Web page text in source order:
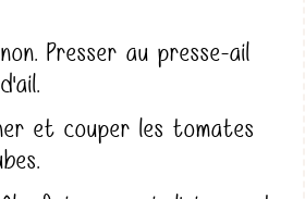
Presser au presse-ail
et couper les tomates